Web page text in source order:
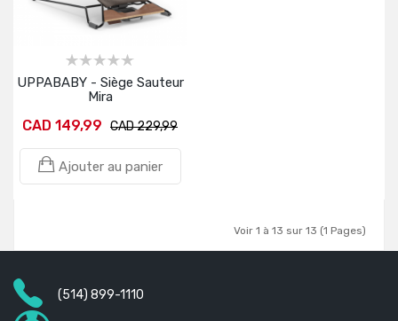
UPPABABY - Siège Sauteur
Mira
CAD 149,99 CAD 229,99
Ajouter au panier
Voir 1 à 13 sur 13 (1 Pages)
(514) 899-1110